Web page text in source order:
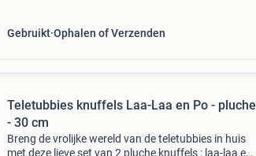
Gebruikt Ophalen of Verzenden
Teletubbies knuffels Laa-Laa en Po - pluche
- 30 cm
Breng de vrolijke wereld van de teletubbies in huis
met deze lieve set van 2 pluche knuffels : laa-laa en